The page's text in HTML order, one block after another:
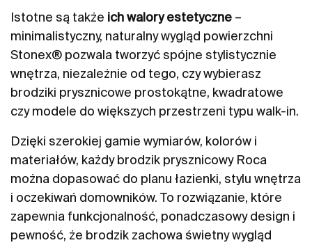
Istotne są także ich walory estetyczne –
minimalistyczny, naturalny wygląd powierzchni
Stonex® pozwala tworzyć spójne stylistycznie
wnętrza, niezależnie od tego, czy wybierasz
brodziki prysznicowe prostokątne, kwadratowe
czy modele do większych przestrzeni typu walk-in.
Dzięki szerokiej gamie wymiarów, kolorów i
materiałów, każdy brodzik prysznicowy Roca
można dopasować do planu łazienki, stylu wnętrza
i oczekiwań domowników. To rozwiązanie, które
zapewnia funkcjonalność, ponadczasowy design i
pewność, że brodzik zachowa świetny wygląd